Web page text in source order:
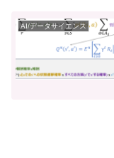
AI/データサイエンス